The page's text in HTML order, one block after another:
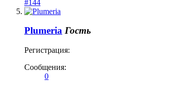
#144
Plumeria Гость
Регистрация:
Сообщения:
0